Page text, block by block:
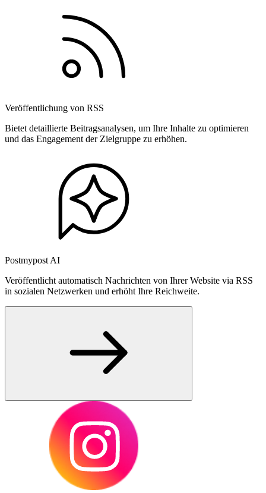
Veröffentlichung von RSS
Bietet detaillierte Beitragsanalysen, um Ihre Inhalte zu optimieren
und das Engagement der Zielgruppe zu erhöhen.
Postmypost AI
Veröffentlicht automatisch Nachrichten von Ihrer Website via RSS
in sozialen Netzwerken und erhöht Ihre Reichweite.